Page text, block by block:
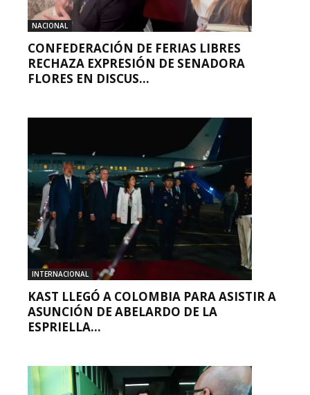
NACIONAL
CONFEDERACIÓN DE FERIAS LIBRES
RECHAZA EXPRESIÓN DE SENADORA
FLORES EN DISCUS...
INTERNACIONAL
KAST LLEGÓ A COLOMBIA PARA ASISTIR A
ASUNCIÓN DE ABELARDO DE LA
ESPRIELLA...